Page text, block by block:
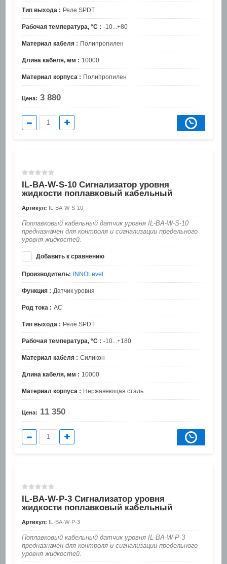
Тип выхода : Реле SPDT
Рабочая температура, °C : -10...+80
Материал кабеля : Полипропилен
Длина кабеля, мм : 10000
Материал корпуса : Полипропилен
Цена: 3 880
IL-BA-W-S-10 Сигнализатор уровня
жидкости поплавковый кабельный
Артикул: IL-BA-W-S-10
Поплавковый кабельный датчик уровня IL-BA-W-S-10
предназначен для контроля и сигнализации предельного
уровня жидкостей.
Добавить к сравнению
Производитель: INNOLevel
Функция : Датчик уровня
Род тока : AC
Тип выхода : Реле SPDT
Рабочая температура, °C : -10...+180
Материал кабеля : Силикон
Длина кабеля, мм : 10000
Материал корпуса : Нержавеющая сталь
Цена: 11 350
IL-BA-W-P-3 Сигнализатор уровня
жидкости поплавковый кабельный
Артикул: IL-BA-W-P-3
Поплавковый кабельный датчик уровня IL-BA-W-P-3
предназначен для контроля и сигнализации предельного
уровня жидкостей.